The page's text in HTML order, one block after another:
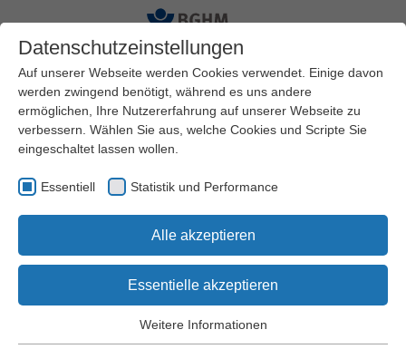
Startseite BGHM Presseservice Pressearchiv
Mitgedacht – sicherer
gemacht
Datenschutzeinstellungen
Auf unserer Webseite werden Cookies verwendet. Einige davon
werden zwingend benötigt, während es uns andere
ermöglichen, Ihre Nutzererfahrung auf unserer Webseite zu
verbessern. Wählen Sie aus, welche Cookies und Scripte Sie
eingeschaltet lassen wollen.
Essentiell Statistik und Performance
Alle akzeptieren
Essentielle akzeptieren
Weitere Informationen